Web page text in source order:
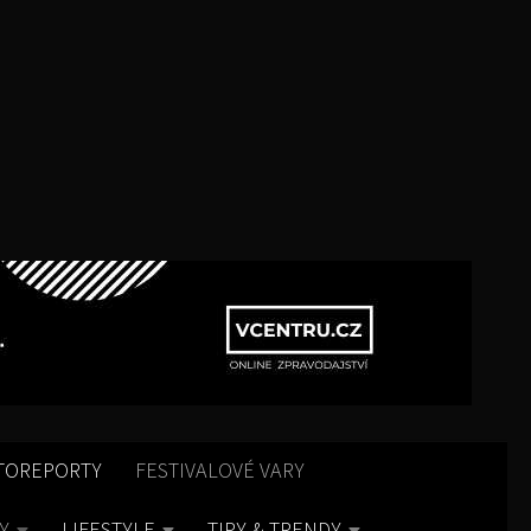
FESTIVALOVÉ VARY